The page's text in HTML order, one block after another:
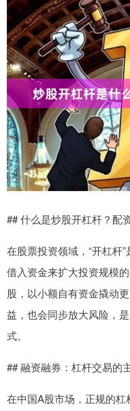
## 什么是炒股开杠杆？配
在股票投资领域，“开杠杆
借入资金来扩大投资规模
股，以小额自有资金撬动
益，也会同步放大风险，
式。
## 融资融券：杠杆交易的
在中国A股市场，正规的杠